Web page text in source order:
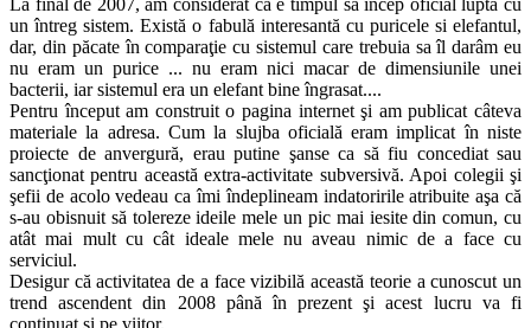
un întreg sistem. Există o fabulă interesantă cu puricele si elefantul,
dar, din păcate în comparaţie cu sistemul care trebuia sa îl darâm eu
nu eram un purice ... nu eram nici macar de dimensiunile unei
bacterii, iar sistemul era un elefant bine îngrasat....
Pentru început am construit o pagina internet şi am publicat câteva
materiale la adresa. Cum la slujba oficială eram implicat în niste
proiecte de anvergură, erau putine şanse ca să fiu concediat sau
sancţionat pentru această extra-activitate subversivă. Apoi colegii şi
şefii de acolo vedeau ca îmi îndeplineam indatoririle atribuite aşa că
s-au obisnuit să tolereze ideile mele un pic mai iesite din comun, cu
atât mai mult cu cât ideale mele nu aveau nimic de a face cu
serviciul.
Desigur că activitatea de a face vizibilă această teorie a cunoscut un
trend ascendent din 2008 până în prezent şi acest lucru va fi
continuat şi pe viitor.